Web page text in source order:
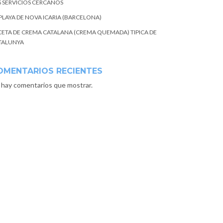
SERVICIOS CERCANOS
DE NOVA ICARIA (BARCELONA)
DE CREMA CATALANA (CREMA QUEMADA) TIPICA DE
RECIENTES
comentarios que mostrar.